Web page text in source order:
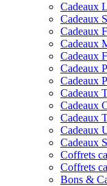
Cadeaux
Cadeaux
Cadeaux
Cadeaux
Cadeaux
Cadeaux
Cadeaux
Cadeaux
Cadeaux
Cadeaux
Cadeaux
Cadeaux
Coffrets
Coffrets
Bons &